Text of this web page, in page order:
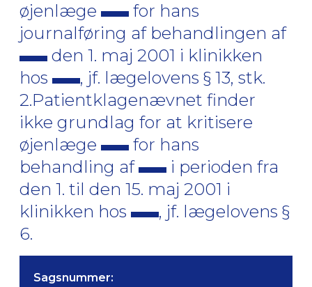
øjenlæge
for hans
journalføring af behandlingen af
den 1. maj 2001 i klinikken
hos
, jf. lægelovens § 13, stk.
2.Patientklagenævnet finder
ikke grundlag for at kritisere
øjenlæge
for hans
behandling af
i perioden fra
den 1. til den 15. maj 2001 i
klinikken hos
, jf. lægelovens §
6.
Sagsnummer: